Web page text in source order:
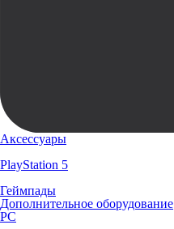
Аксессуары
PlayStation 5
Геймпады
Дополнительное оборудование
PC